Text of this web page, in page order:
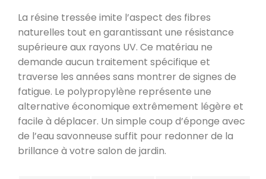
La résine tressée imite l’aspect des fibres
naturelles tout en garantissant une résistance
supérieure aux rayons UV. Ce matériau ne
demande aucun traitement spécifique et
traverse les années sans montrer de signes de
fatigue. Le polypropylène représente une
alternative économique extrêmement légère et
facile à déplacer. Un simple coup d’éponge avec
de l’eau savonneuse suffit pour redonner de la
brillance à votre salon de jardin.